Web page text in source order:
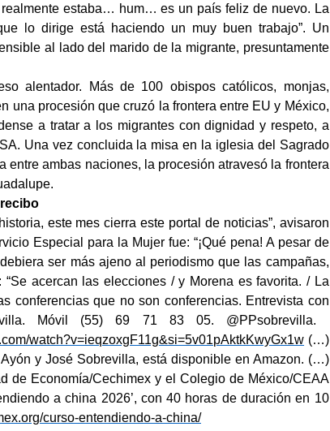
estaba… hum… es un país feliz de nuevo. La
lo dirige está haciendo un muy buen trabajo”. Un
al lado del marido de la migrante, presuntamente
alentador. Más de 100 obispos católicos, monjas,
una procesión que cruzó la frontera entre EU y México,
a tratar a los migrantes con dignidad y respeto, a
Una vez concluida la misa en la iglesia del Sagrado
ambas naciones, la procesión atravesó la frontera
este mes cierra este portal de noticias”, avisaron
Especial para la Mujer fue: “¡Qué pena! A pesar de
ser más ajeno al periodismo que las campañas,
“Se acercan las elecciones / y Morena es favorita. / La
conferencias que no son conferencias. Entrevista con
Móvil (55) 69 71 83 05. @PPsobrevilla.
watch?v=ieqzoxgF11g&si=5v01pAktkKwyGx1w (…)
y José Sobrevilla, está disponible en Amazon. (…)
de Economía/Cechimex y el Colegio de México/CEAA
a china 2026’, con 40 horas de duración en 10
curso-entendiendo-a-china/